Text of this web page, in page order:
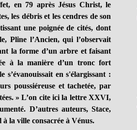
en 79 après Jésus Christ, le
les débris et les cendres de son
une poignée de cités, dont
Pline l’Ancien, qui l’observait
la forme d’un arbre et faisant
à la manière d’un tronc fort
en s'élargissant :
poussiéreuse et tachetée, par
» L’on cite ici la lettre XXVI,
D’autres auteurs, Stace,
la ville consacrée à Vénus.